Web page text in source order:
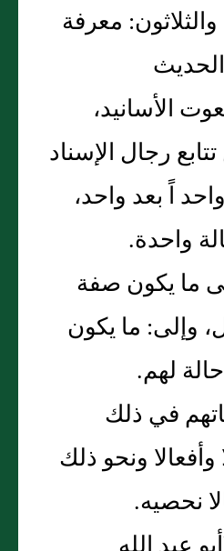
والثلاثون‏: ‏معرفة
الأسانيد،
رجال الإسناد
اً بعد واحد،
واحدة‏.‏
ما يكون صفة
وإلى‏:‏ ما يكون
لهم‏.‏
في ذلك
وأفعالا ونحو ذلك
نحصيه‏.‏